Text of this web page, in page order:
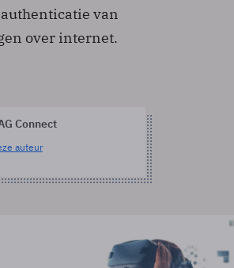
van
over internet.
Connect
auteur